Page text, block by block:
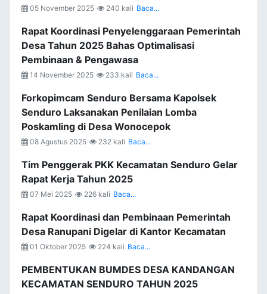
05 November 2025 240 kali Baca...
Rapat Koordinasi Penyelenggaraan Pemerintah
Desa Tahun 2025 Bahas Optimalisasi
Pembinaan & Pengawasa
14 November 2025 233 kali Baca...
Forkopimcam Senduro Bersama Kapolsek
Senduro Laksanakan Penilaian Lomba
Poskamling di Desa Wonocepok
08 Agustus 2025 232 kali Baca...
Tim Penggerak PKK Kecamatan Senduro Gelar
Rapat Kerja Tahun 2025
07 Mei 2025 226 kali Baca...
Rapat Koordinasi dan Pembinaan Pemerintah
Desa Ranupani Digelar di Kantor Kecamatan
01 Oktober 2025 224 kali Baca...
PEMBENTUKAN BUMDES DESA KANDANGAN
KECAMATAN SENDURO TAHUN 2025